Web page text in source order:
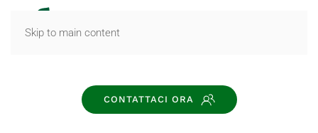
Skip to main content
CONTATTACI ORA